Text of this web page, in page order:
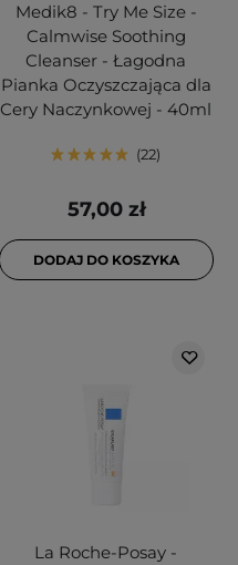
Medik8 - Try Me Size -
Calmwise Soothing
Cleanser - Łagodna
Pianka Oczyszczająca dla
Cery Naczynkowej - 40ml
22
57,00 zł
DODAJ DO KOSZYKA
La Roche-Posay -